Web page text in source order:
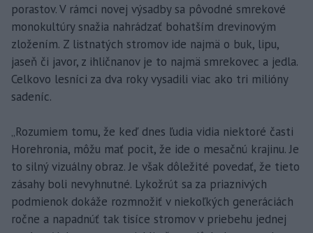
porastov. V rámci novej výsadby sa pôvodné smrekové
monokultúry snažia nahrádzať bohatším drevinovým
zložením. Z listnatých stromov ide najmä o buk, lipu,
jaseň či javor, z ihličnanov je to najmä smrekovec a jedla.
Celkovo lesníci za dva roky vysadili viac ako tri milióny
sadeníc.
„Rozumiem tomu, že keď dnes ľudia vidia niektoré časti
Horehronia, môžu mať pocit, že ide o mesačnú krajinu. Je
to silný vizuálny obraz. Je však dôležité povedať, že tieto
zásahy boli nevyhnutné. Lykožrút sa za priaznivých
podmienok dokáže rozmnožiť v niekoľkých generáciách
ročne a napadnúť tak tisíce stromov v priebehu jednej